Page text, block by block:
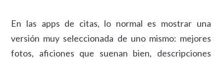
En las apps de citas, lo normal es mostrar una
versión muy seleccionada de uno mismo: mejores
fotos, aficiones que suenan bien, descripciones